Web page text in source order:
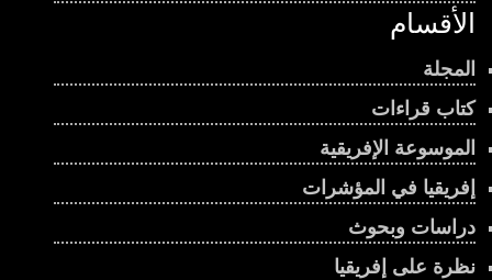
الأقسام
المجلة
كتاب قراءات
الموسوعة الإفريقية
إفريقيا في المؤشرات
دراسات وبحوث
نظرة على إفريقيا